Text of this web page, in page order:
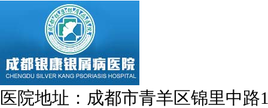
医院地址：成都市青羊区锦里中